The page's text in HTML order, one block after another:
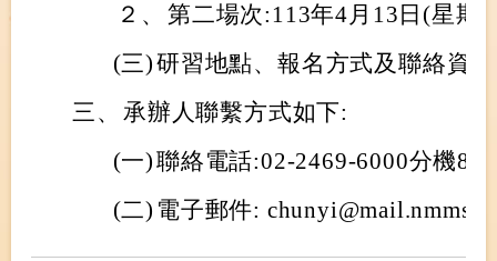
２、 第二場次:113年4月13日(星期
(三)研習地點、報名方式及聯絡資
三、 承辦人聯繫方式如下:
(一)聯絡電話:02-2469-6000分機
(二) 電子郵件: